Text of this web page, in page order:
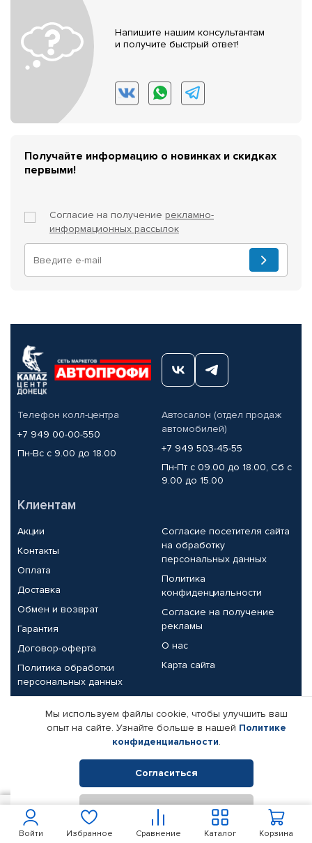
Войти Избранное Сравнение Корзина
Каталог
Напишите нашим консультантам
и получите быстрый ответ!
Получайте информацию о новинках и скидках
первыми!
Согласие на получение рекламно-
информационных рассылок
Телефон колл-центра
+7 949 00-00-550
Пн-Вс с 9.00 до 18.00
Автосалон (отдел продаж
автомобилей)
+7 949 503-45-55
Пн-Пт с 09.00 до 18.00, Сб с
9.00 до 15.00
Клиентам
Акции
Контакты
Оплата
Доставка
Обмен и возврат
Гарантия
Договор-оферта
Политика обработки
персональных данных
Согласие посетителя сайта
на обработку
персональных данных
Политика
конфиденциальности
Согласие на получение
рекламы
О нас
Карта сайта
Партнерам
Корпоративным клиентам
Поставщикам
Реквизиты компании
© КАМАЗ ЦЕНТР ДОНЕЦК, 2015-2026. Все права защищены.
Интернет-магазин автомобильных товаров Автопрофи.
Мы используем файлы cookie, чтобы улучшить ваш
опыт на сайте. Узнайте больше в нашей Политике
конфиденциальности.
Согласиться
Отклонить
400 В корзину